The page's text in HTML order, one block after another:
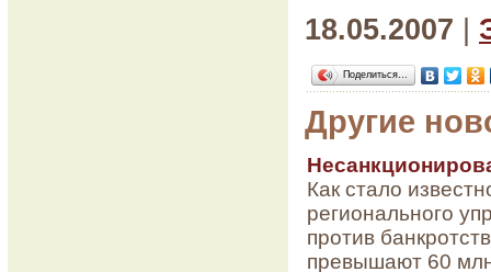
18.05.2007
Поделиться…
Другие
Как стало
регионального
против
превышают 60